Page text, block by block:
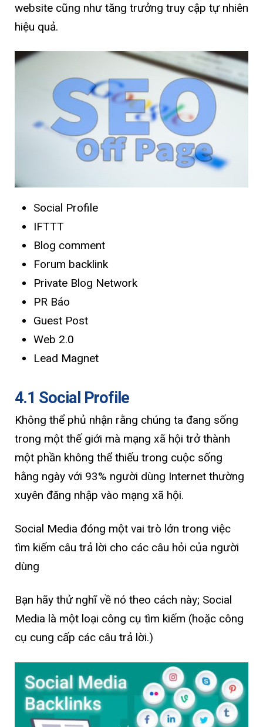
website cũng như tăng trưởng truy cập tự nhiên
hiệu quả.
Social Profile
IFTTT
Blog comment
Forum backlink
Private Blog Network
PR Báo
Guest Post
Web 2.0
Lead Magnet
4.1 Social Profile
Không thể phủ nhận rằng chúng ta đang sống
trong một thế giới mà mạng xã hội trở thành
một phần không thể thiếu trong cuộc sống
hằng ngày với 93% người dùng Internet thường
xuyên đăng nhập vào mạng xã hội.
Social Media đóng một vai trò lớn trong việc
tìm kiếm câu trả lời cho các câu hỏi của người
dùng
Bạn hãy thử nghĩ về nó theo cách này; Social
Media là một loại công cụ tìm kiếm (hoặc công
cụ cung cấp các câu trả lời.)